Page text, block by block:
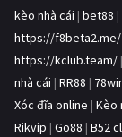
kèo nhà cái | bet88 |
https://f8beta2.me/
https://kclub.team/ |
nhà cái | RR88 |
Xóc đĩa online | Kèo
Rikvip | Go88 | B52